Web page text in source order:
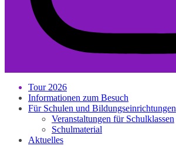
Tour 2026
Informationen zum Besuch
Für Schulen und Bildungseinrichtungen
Veranstaltungen für Schulklassen
Schulmaterial
Aktuelles